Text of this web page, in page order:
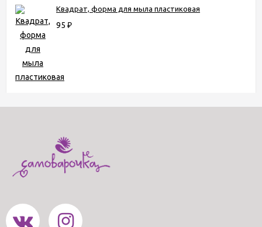
Квадрат, форма для мыла пластиковая
95 ₽